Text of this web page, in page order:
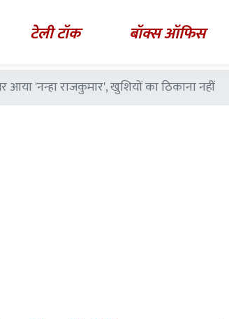
टेली टॉक बॉक्स ऑफिस
'नन्हा राजकुमार', खुशियों का ठिकाना नहीं